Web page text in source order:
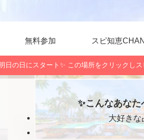
無料参加 スピ知恵
日の日にスタート✨ この場所をクリックし
✨こんなあな
大好きな